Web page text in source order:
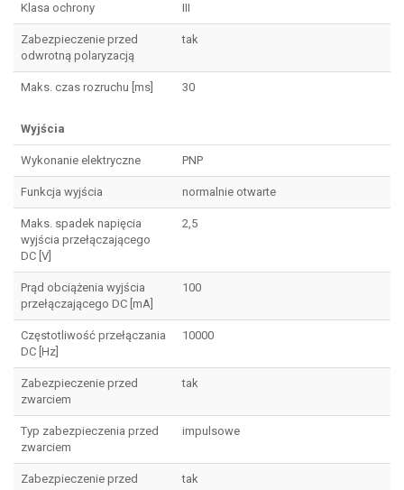
Klasa ochrony III
Zabezpieczenie przed
odwrotną polaryzacją
tak
Maks. czas rozruchu [ms] 30
Wyjścia
Wykonanie elektryczne PNP
Funkcja wyjścia normalnie otwarte
Maks. spadek napięcia
wyjścia przełączającego
DC [V]
2,5
Prąd obciążenia wyjścia
przełączającego DC [mA]
100
Częstotliwość przełączania
DC [Hz]
10000
Zabezpieczenie przed
zwarciem
tak
Typ zabezpieczenia przed
zwarciem
impulsowe
Zabezpieczenie przed
tak